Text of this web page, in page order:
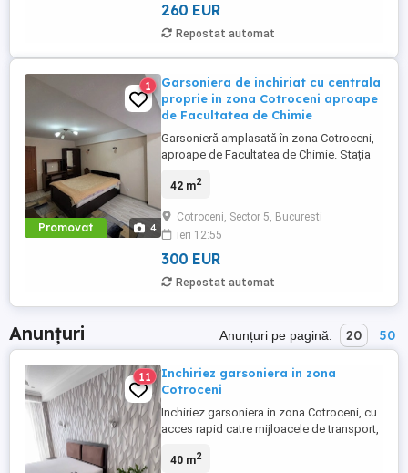
pentru liniște, ...
260 EUR
Repostat automat
Promovat 4
1
Garsoniera de inchiriat cu centrala
proprie in zona Cotroceni aproape
de Facultatea de Chimie
Garsonieră amplasată în zona Cotroceni,
aproape de Facultatea de Chimie. Stația
minute de mers pe jos. În apropiere se
supermarketuri. Dispune de o suprafață
de 42 mp, centrala prorpie, etaj 4.
42 m2
Cotroceni, Sector 5, Bucuresti
ieri 12:55
300 EUR
Repostat automat
Anunțuri Anunțuri pe pagină: 20 50
11
Inchiriez garsoniera in zona
Cotroceni
Inchiriez garsoniera in zona Cotroceni, cu
acces rapid catre mijloacele de transport,
va rog sa ma sunati pentru mai multe
40 m2